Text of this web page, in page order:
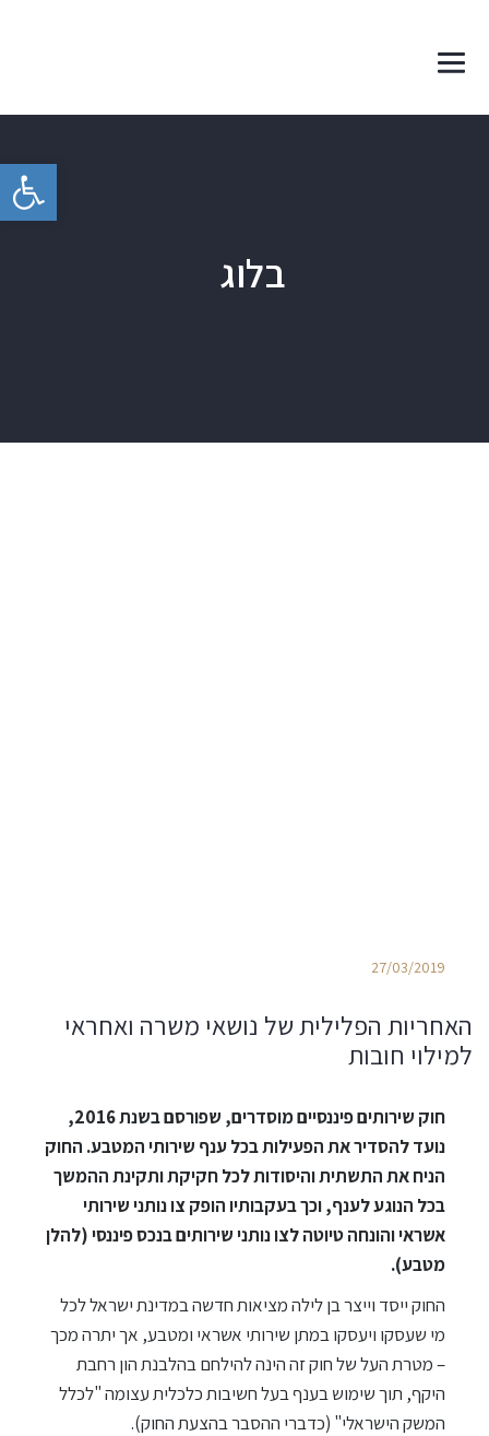
בלוג
27/03/2019
האחריות הפלילית של נושאי משרה ואחראי
למילוי חובות
חוק שירותים פיננסיים מוסדרים, שפורסם בשנת 2016,
נועד להסדיר את הפעילות בכל ענף שירותי המטבע. החוק
הניח את התשתית והיסודות לכל חקיקת ותקינת ההמשך
בכל הנוגע לענף, וכך בעקבותיו הופק צו נותני שירותי
אשראי והונחה טיוטה לצו נותני שירותים בנכס פיננסי (להלן
מטבע).
החוק ייסד וייצר בן לילה מציאות חדשה במדינת ישראל לכל
מי שעסקו ויעסקו במתן שירותי אשראי ומטבע, אך יתרה מכך
– מטרת העל של חוק זה הינה להילחם בהלבנת הון רחבת
היקף, תוך שימוש בענף בעל חשיבות כלכלית עצומה "לכלל
המשק הישראלי" (כדברי ההסבר בהצעת החוק).
פתח